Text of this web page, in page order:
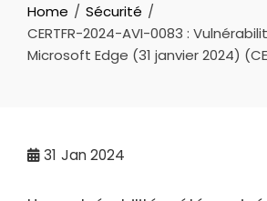
Home
Sécurité
CERTFR-2024-AVI-0083 :
Microsoft Edge (31 janvier 2024)
31 Jan 2024